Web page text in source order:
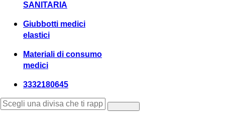
SANITARIA
Giubbotti medici
elastici
Materiali di consumo
medici
3332180645